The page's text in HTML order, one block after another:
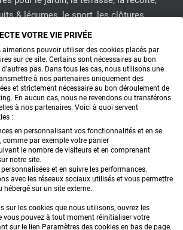
& légumes, le sport, les clôtures...
CONTACTEZ-NOUS
VOTRE VIE PRIVÉE
aimerions pouvoir utiliser des cookies placés par
sur ce site. Certains sont nécessaires au bon
pas. Dans tous les cas, nous utilisons une
à nos partenaires uniquement des
et strictement nécessaire au bon déroulement de
En aucun cas, nous ne revendons ou transférons
à nos partenaires. Voici à quoi servent
:
en personnalisant vos fonctionnalités et en se
comme par exemple votre panier
le nombre de visiteurs et en comprenant
notre site.
et en suivre les performances.
avec les réseaux sociaux utilisés et vous permettre
sur un site externe.
sur les cookies que nous utilisons, ouvrez les
vous pouvez à tout moment réinitialiser votre
sur le lien Paramètres des cookies en bas de page.